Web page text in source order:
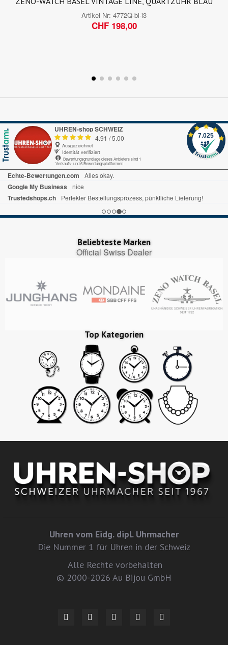
Artikel Nr: 4772Q-bl-i3
CHF 198,00
UHREN-shop SCHWEIZ
4.91 /5.00
Ausgezeichnet
Identität verifiziert
Bewertungsgrundlage dieses Anbieters sind 1
Verkaufs- und 6 Bewertungsplattformen
7.025
Echte-Bewertungen.com Alles okay.
Google My Business nice
Trustedshops.ch Perfekter Bestellungsprozess, pünktliche Lieferung!
Beliebteste Marken
Official Swiss Dealer
Top Kategorien
Uhren vom Eidg. dipl. Uhrmacher
Die Nummer 1 für Uhren in der Schweiz
Alle Rechte vorbehalten
© 2000-2026 Au Bijou GmbH